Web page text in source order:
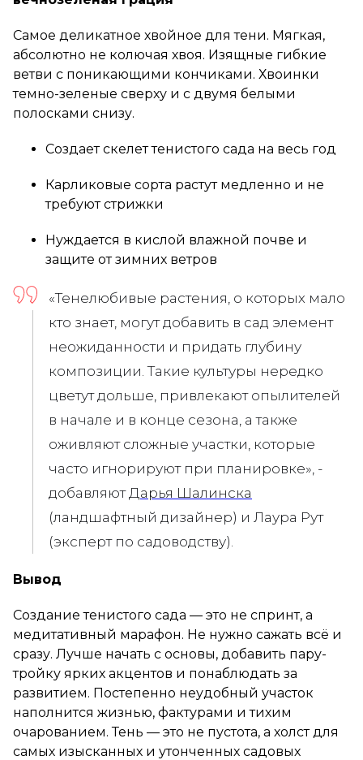
Самое деликатное хвойное для тени. Мягкая,
абсолютно не колючая хвоя. Изящные гибкие
ветви с поникающими кончиками. Хвоинки
темно-зеленые сверху и с двумя белыми
полосками снизу.
Создает скелет тенистого сада на весь год
Карликовые сорта растут медленно и не
требуют стрижки
Нуждается в кислой влажной почве и
защите от зимних ветров
«Тенелюбивые растения, о которых мало
кто знает, могут добавить в сад элемент
неожиданности и придать глубину
композиции. Такие культуры нередко
цветут дольше, привлекают опылителей
в начале и в конце сезона, а также
оживляют сложные участки, которые
часто игнорируют при планировке», -
добавляют Дарья Шалинска
(ландшафтный дизайнер) и Лаура Рут
(эксперт по садоводству).
Вывод
Создание тенистого сада — это не спринт, а
медитативный марафон. Не нужно сажать всё и
сразу. Лучше начать с основы, добавить пару-
тройку ярких акцентов и понаблюдать за
развитием. Постепенно неудобный участок
наполнится жизнью, фактурами и тихим
очарованием. Тень — это не пустота, а холст для
самых изысканных и утонченных садовых